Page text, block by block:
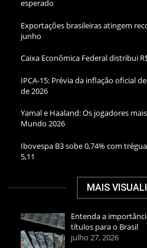
esperado
Exportações brasileiras atingem
junho
Caixa Econômica Federal distribui
IPCA-15: Prévia da inflação oficial
de 2026
Yamal e Haaland: Os jogadores
Mundo 2026
Ibovespa B3 sobe 0,74% com
5,11
MAIS
Entenda a
títulos para o Brasil
julho 27, 2026